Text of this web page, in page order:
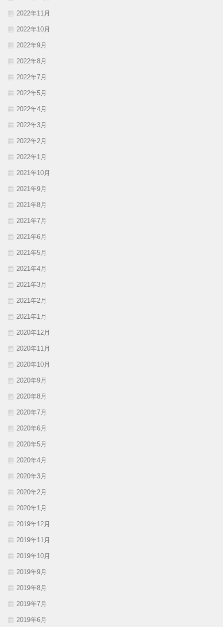
2022年11月
2022年10月
2022年9月
2022年8月
2022年7月
2022年5月
2022年4月
2022年3月
2022年2月
2022年1月
2021年10月
2021年9月
2021年8月
2021年7月
2021年6月
2021年5月
2021年4月
2021年3月
2021年2月
2021年1月
2020年12月
2020年11月
2020年10月
2020年9月
2020年8月
2020年7月
2020年6月
2020年5月
2020年4月
2020年3月
2020年2月
2020年1月
2019年12月
2019年11月
2019年10月
2019年9月
2019年8月
2019年7月
2019年6月